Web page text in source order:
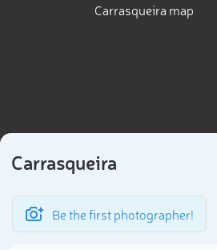
Carrasqueira map
Carrasqueira
Be the first photographer!